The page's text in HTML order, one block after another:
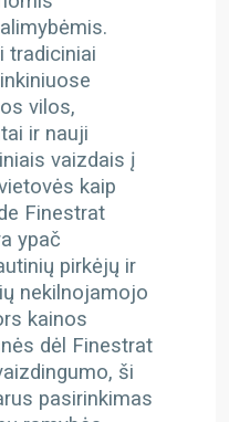
tradiciniai
vilos,
ir nauji
vaizdais į
kaip
Finestrat
ypač
pirkėjų ir
nekilnojamojo
kainos
dėl Finestrat
ši
pasirinkimas